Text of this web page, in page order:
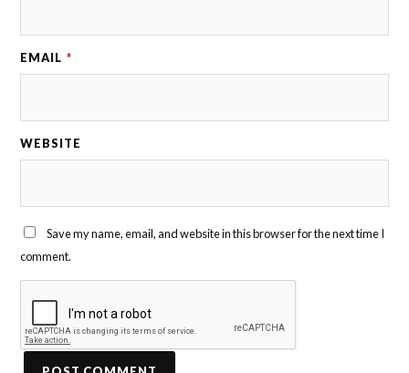
EMAIL *
WEBSITE
Save my name, email, and website in this browser for the next time I
comment.